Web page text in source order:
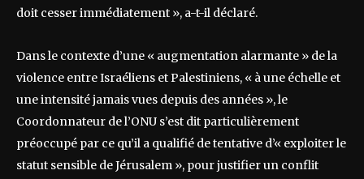
doit cesser immédiatement », a-t-il déclaré.
Dans le contexte d’une « augmentation alarmante » de la
violence entre Israéliens et Palestiniens, « à une échelle et
une intensité jamais vues depuis des années », le
Coordonnateur de l’ONU s’est dit particulièrement
préoccupé par ce qu’il a qualifié de tentative d’« exploiter le
statut sensible de Jérusalem », pour justifier un conflit